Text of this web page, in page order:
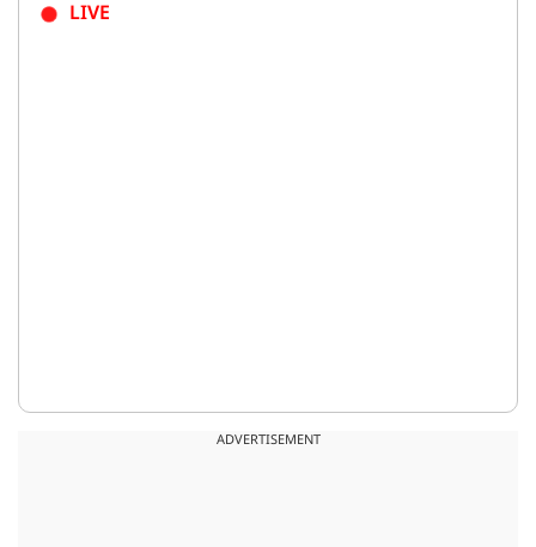
LIVE
ADVERTISEMENT